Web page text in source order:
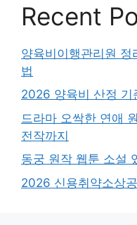
Recent
양육비이행관리원
법
2026 양육비 산정 기
드라마 오싹한 연애
전작까지
동궁 원작 웹툰 소설
2026 신용취약소상